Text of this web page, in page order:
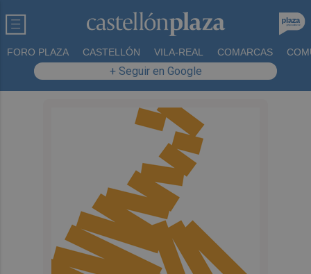
FORO PLAZA CASTELLÓN VILA-REAL COMARCAS
+ Seguir en Google